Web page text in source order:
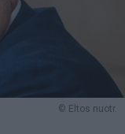
© Eltos nuotr.